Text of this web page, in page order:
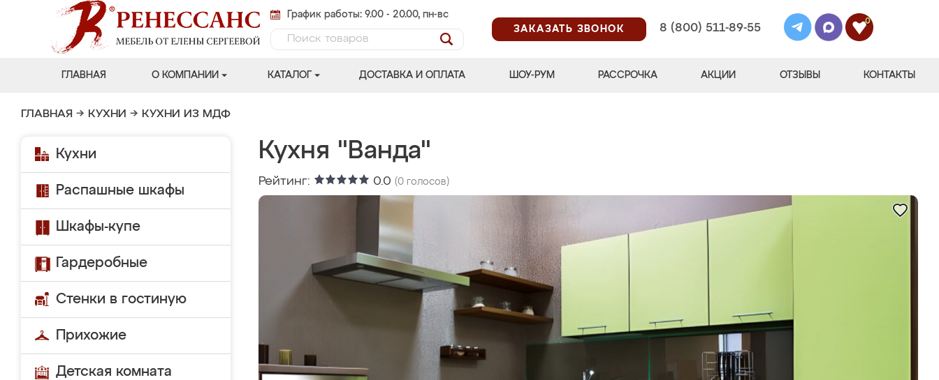
График работы: 9.00 - 20.00, пн-вс
ЗАКАЗАТЬ ЗВОНОК
8 (800) 511-89-55
0
ГЛАВНАЯ О КОМПАНИИ КАТАЛОГ ДОСТАВКА И ОПЛАТА ШОУ-РУМ РАССРОЧКА АКЦИИ ОТЗЫВЫ КОНТАКТЫ
ГЛАВНАЯ → КУХНИ → КУХНИ ИЗ МДФ
Кухни
Распашные шкафы
Шкафы-купе
Гардеробные
Стенки в гостиную
Прихожие
Детская комната
Кухня "Ванда"
Рейтинг: 0.0 (0 голосов)